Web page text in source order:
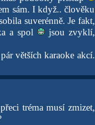
sám. I když.. člověku
suverénně. Je fakt,
a spol
jsou zvyklí,
větších karaoke akcí.
tréma musí zmizet,